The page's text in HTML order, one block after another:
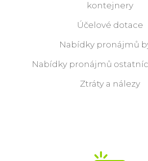
kontejnery
Účelové dotace
Nabídky pronájmů
Nabídky pronájmů
Ztráty a nálezy